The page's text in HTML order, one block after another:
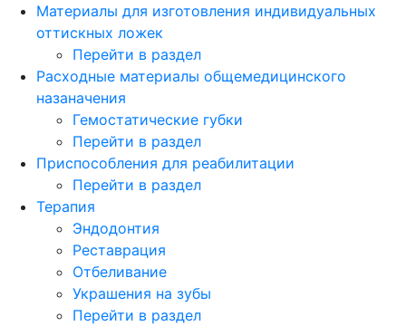
Материалы для изготовления индивидуальных
оттискных ложек
Перейти в раздел
Расходные материалы общемедицинского
назаначения
Гемостатические губки
Перейти в раздел
Приспособления для реабилитации
Перейти в раздел
Терапия
Эндодонтия
Реставрация
Отбеливание
Украшения на зубы
Перейти в раздел